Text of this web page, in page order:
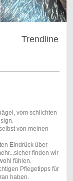
Trendline
vom schlichten
von meinen
Eindrück über
finden wir
fühlen.
Pflegetipps für
haben.